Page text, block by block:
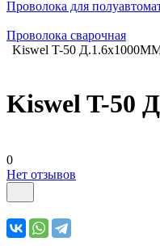
Проволока для
Проволока сварочная
Kiswel T-50
Kiswel T-50
0
Нет отзывов